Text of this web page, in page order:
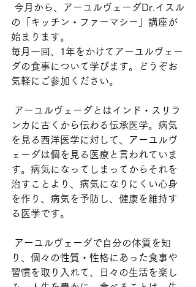
の「キッチン・ファーマシー」講座が
始まります。
毎月一回、1年をかけてアーユルヴェー
ダの食事について学びます。どうぞお
気軽にご参加ください。
ンカに古くから伝わる伝承医学。病気
を見る西洋医学に対して、アーユルヴ
ェーダは個を見る医療と言われていま
す。病気になってしまってからそれを
治すことより、病気になりにくい心身
を作り、病気を予防し、健康を維持す
る医学です。
り、個々の性質・性格にあった食事や
習慣を取り入れて、日々の生活を楽し